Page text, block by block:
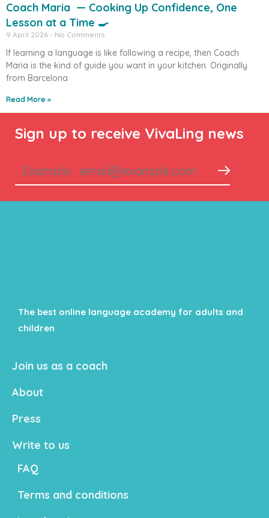
Coach Maria — Cooking Up Confidence, One
Lesson at a Time 🍳
9 April 2026 No Comments
If learning a language is like following a recipe, then Coach
Maria is the kind of guide you want in your kitchen. Originally
from Barcelona
Read More »
Sign up to receive VivaLing news
The best online language academy for adults and
children
Join us as a coach
About
Press
Write to us
FAQ
Terms and conditions